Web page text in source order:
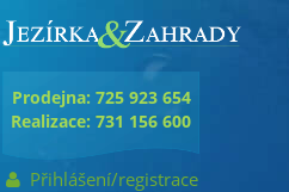
Prodejna: 725 923 654
Realizace: 731 156 600
Přihlášení/registrace